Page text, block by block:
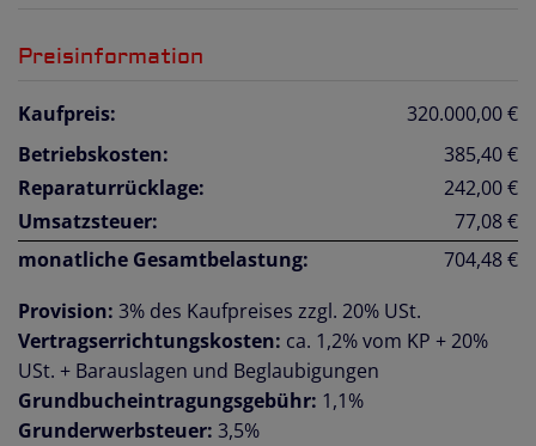
Preisinformation
Kaufpreis:
320.000,00 €
Betriebskosten:
385,40 €
Reparaturrücklage:
242,00 €
Umsatzsteuer:
77,08 €
monatliche Gesamtbelastung:
704,48 €
Provision: 3% des Kaufpreises zzgl. 20% USt.
Vertragserrichtungskosten: ca. 1,2% vom KP + 20%
USt. + Barauslagen und Beglaubigungen
Grundbucheintragungsgebühr: 1,1%
Grunderwerbsteuer: 3,5%